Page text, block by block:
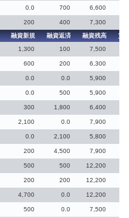
0.0 700 6,600
200 400
7,300
融資新規 融資返済 融資残高
貸
1,300 100 7,500
600 200 6,300
0.0 0.0 5,900
0.0 500 5,900
300 1,800 6,400
2,100 0.0 7,900
0.0 2,100 5,800
200 4,500 7,900
500 500 12,200
200 200 12,200
4,700 0.0 12,200
500 0.0 7,500